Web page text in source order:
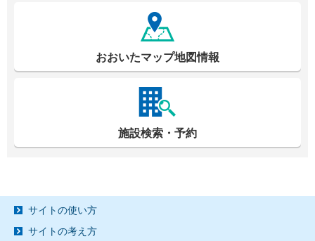
おおいたマップ地図情報
施設検索・予約
サイトの使い方
サイトの考え方